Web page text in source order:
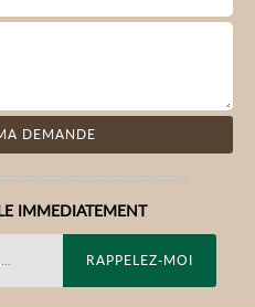
IMMEDIATEMENT